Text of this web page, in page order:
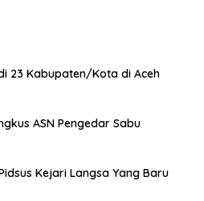
23 Kabupaten/Kota di Aceh
ASN Pengedar Sabu
Kejari Langsa Yang Baru